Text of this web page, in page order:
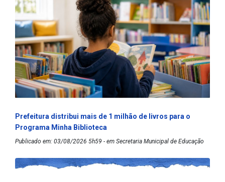
Prefeitura distribui mais de 1 milhão de livros para o
Programa Minha Biblioteca
Publicado em: 03/08/2026 5h59 - em Secretaria Municipal de Educação